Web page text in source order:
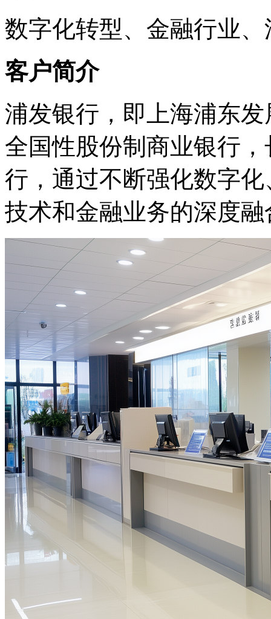
数字化转型、金融行业
客户简介
浦发银行，即上海浦东
全国性股份制商业银行
行，通过不断强化数字化
技术和金融业务的深度融